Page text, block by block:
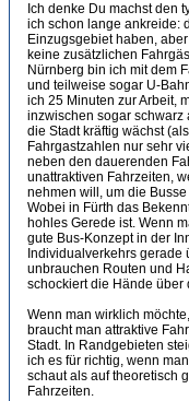
Ich denke Du machst den
ich schon lange ankreide:
Einzugsgebiet haben,
keine zusätzlichen
Nürnberg bin ich mit dem
und teilweise sogar U-
ich 25 Minuten zur Arbeit,
inzwischen sogar schwarz
die Stadt kräftig wächst
Fahrgastzahlen nur sehr
neben den dauerenden
unattraktiven Fahrzeiten,
nehmen will, um die
Wobei in Fürth das
hohles Gerede ist. Wenn
gute Bus-Konzept in der
Individualverkehrs gerade
unbrauchen Routen und
schockiert die Hände über
Wenn man wirklich
braucht man attraktive
Stadt. In Randgebieten
ich es für richtig, wenn
schaut als auf theoretisch
Fahrzeiten.